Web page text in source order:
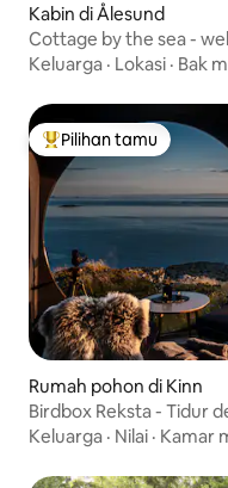
Kabin di Ålesund
Cottage by the sea -
Keluarga · Lokasi · Bak
Pilihan tamu terpopuler
Pilihan tamu
Rumah pohon di Kinn
Birdbox Reksta - Tidur
luar
Keluarga · Nilai · Kamar